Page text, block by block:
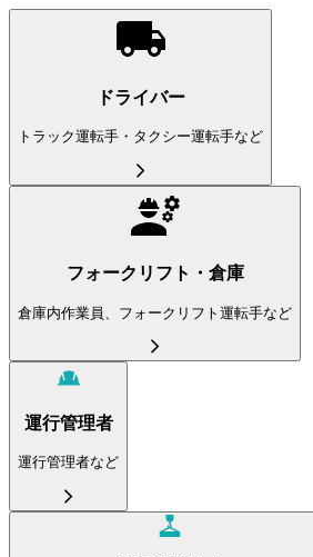
ドライバー
トラック運転手・タクシー運転手など
フォークリフト・倉庫
倉庫内作業員、フォークリフト運転手など
運行管理者
運行管理者など